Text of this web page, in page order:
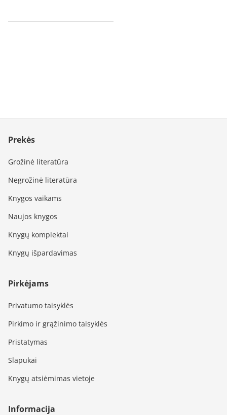
Prekės
Grožinė literatūra
Negrožinė literatūra
Knygos vaikams
Naujos knygos
Knygų komplektai
Knygų išpardavimas
Pirkėjams
Privatumo taisyklės
Pirkimo ir grąžinimo taisyklės
Pristatymas
Slapukai
Knygų atsiėmimas vietoje
Informacija